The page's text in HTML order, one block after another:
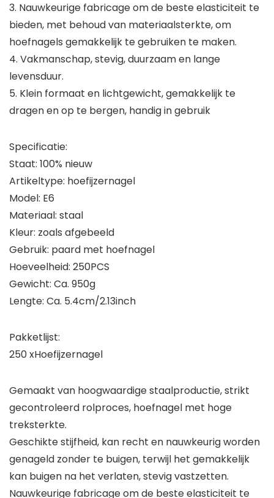
3. Nauwkeurige fabricage om de beste elasticiteit te
bieden, met behoud van materiaalsterkte, om
hoefnagels gemakkelijk te gebruiken te maken.
4. Vakmanschap, stevig, duurzaam en lange
levensduur.
5. Klein formaat en lichtgewicht, gemakkelijk te
dragen en op te bergen, handig in gebruik
Specificatie:
Staat: 100% nieuw
Artikeltype: hoefijzernagel
Model: E6
Materiaal: staal
Kleur: zoals afgebeeld
Gebruik: paard met hoefnagel
Hoeveelheid: 250PCS
Gewicht: Ca. 950g
Lengte: Ca. 5.4cm/2.13inch
Pakketlijst:
250 xHoefijzernagel
Gemaakt van hoogwaardige staalproductie, strikt
gecontroleerd rolproces, hoefnagel met hoge
treksterkte.
Geschikte stijfheid, kan recht en nauwkeurig worden
genageld zonder te buigen, terwijl het gemakkelijk
kan buigen na het verlaten, stevig vastzetten.
Nauwkeurige fabricage om de beste elasticiteit te